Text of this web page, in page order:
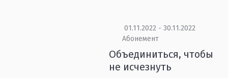
01.11.2022 - 30.11.2022
Абонемент
Объединиться, чтобы
не исчезнуть